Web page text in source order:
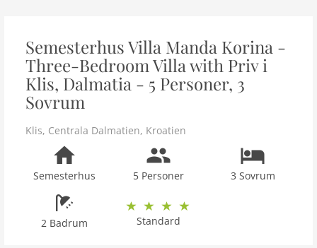
Semesterhus Villa Manda Korina -
Three-Bedroom Villa with Priv i
Klis, Dalmatia - 5 Personer, 3
Sovrum
Klis, Centrala Dalmatien, Kroatien
Semesterhus 5 Personer 3 Sovrum
2 Badrum Standard